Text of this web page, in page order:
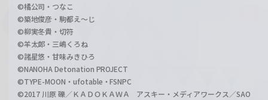
©橘公司・つなこ
©築地俊彦・駒都え～じ
©柳実冬貴・切符
©羊太郎・三嶋くろね
©諸星悠・甘味みきひろ
©NANOHA Detonation PROJECT
©TYPE-MOON・ufotable・FSNPC
©2017 川原 礫／ＫＡＤＯＫＡＷＡ アスキー・メディアワークス／SAO